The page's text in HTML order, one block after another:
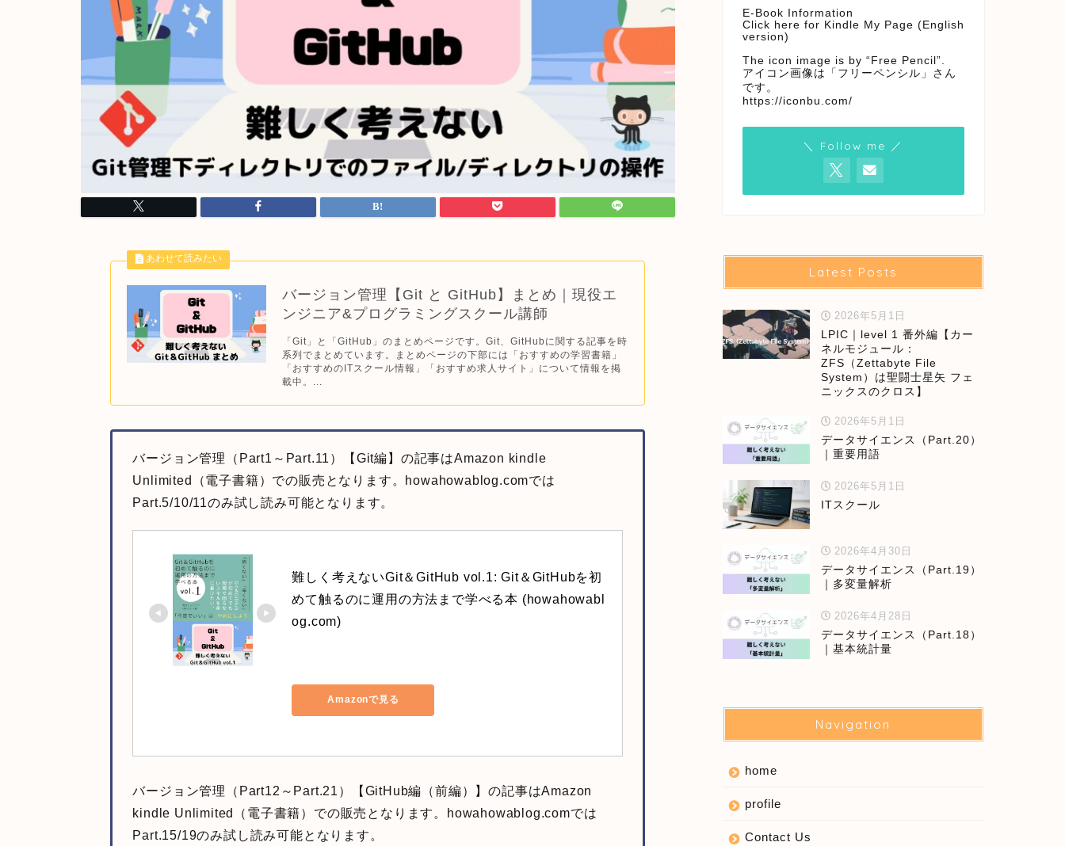
バージョン管理【Git と GitHub】まとめ｜現役エ
ンジニア&プログラミングスクール講師
「Git」と「GitHub」のまとめページです。Git、GitHubに関する記事を時
系列でまとめています。まとめページの下部には「おすすめの学習書籍」
「おすすめのITスクール情報」「おすすめ求人サイト」について情報を掲
載中。...
バージョン管理（Part1～Part.11）【Git編】の記事はAmazon kindle
Unlimited（電子書籍）での販売となります。howahowablog.comでは
Part.5/10/11のみ試し読み可能となります。
難しく考えないGit＆GitHub vol.1: Git＆GitHubを初
めて触るのに運用の方法まで学べる本 (howahowabl
og.com)
Amazonで見る
バージョン管理（Part12～Part.21）【GitHub編（前編）】の記事はAmazon
kindle Unlimited（電子書籍）での販売となります。howahowablog.comでは
Part.15/19のみ試し読み可能となります。
E-Book Information
Click here for Kindle My Page (English
version)
The icon image is by “Free Pencil”.
アイコン画像は「フリーペンシル」さん
です。
https://iconbu.com/
＼ Follow me ／
Latest Posts
2026年5月1日
LPIC｜level 1 番外編【カー
ネルモジュール：
ZFS（Zettabyte File
System）は聖闘士星矢 フェ
ニックスのクロス】
2026年5月1日
データサイエンス（Part.20）
｜重要用語
2026年5月1日
ITスクール
2026年4月30日
データサイエンス（Part.19）
｜多変量解析
2026年4月28日
データサイエンス（Part.18）
｜基本統計量
Navigation
home
profile
Contact Us